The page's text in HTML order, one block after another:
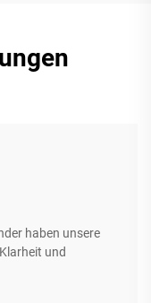
haben unsere
und